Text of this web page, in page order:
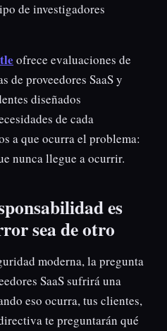
de investigadores
ofrece evaluaciones de
de proveedores SaaS y
diseñados
de cada
a que ocurra el problema:
nunca llegue a ocurrir.
es
sea de otro
moderna, la pregunta
SaaS sufrirá una
eso ocurra, tus clientes,
te preguntarán qué